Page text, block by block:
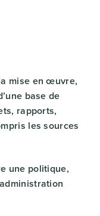
mise en œuvre,
base de
rapports,
les sources
une politique,